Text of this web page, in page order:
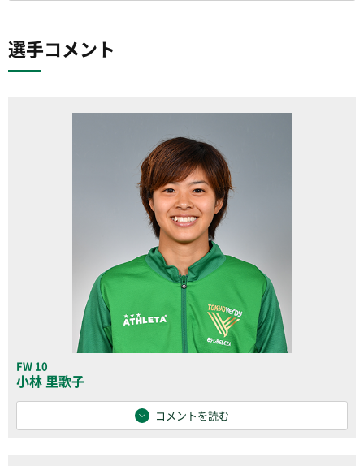
選手コメント
FW 10
小林 里歌子
コメントを読む